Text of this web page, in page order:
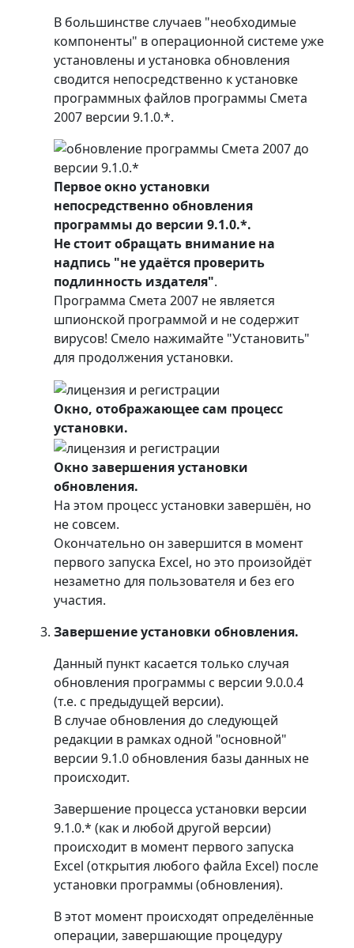
В большинстве случаев "необходимые
компоненты" в операционной системе уже
установлены и установка обновления
сводится непосредственно к установке
программных файлов программы Смета
2007 версии 9.1.0.*.
Первое окно установки
непосредственно обновления
программы до версии 9.1.0.*.
Не стоит обращать внимание на
надпись "не удаётся проверить
подлинность издателя".
Программа Смета 2007 не является
шпионской программой и не содержит
вирусов! Смело нажимайте "Установить"
для продолжения установки.
Окно, отображающее сам процесс
установки.
Окно завершения установки
обновления.
На этом процесс установки завершён, но
не совсем.
Окончательно он завершится в момент
первого запуска Excel, но это произойдёт
незаметно для пользователя и без его
участия.
Завершение установки обновления.
Данный пункт касается только случая
обновления программы с версии 9.0.0.4
(т.е. с предыдущей версии).
В случае обновления до следующей
редакции в рамках одной "основной"
версии 9.1.0 обновления базы данных не
происходит.
Завершение процесса установки версии
9.1.0.* (как и любой другой версии)
происходит в момент первого запуска
Excel (открытия любого файла Excel) после
установки программы (обновления).
В этот момент происходят определённые
операции, завершающие процедуру